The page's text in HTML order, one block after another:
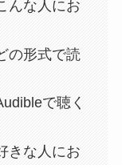
んな人にお
の形式で読
で聴く
きな人にお